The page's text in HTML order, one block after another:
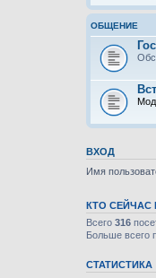
ОБЩЕНИЕ
ВХОД
Имя
КТО СЕЙЧАС
Всего 316
Больше всего
СТАТИСТИКА